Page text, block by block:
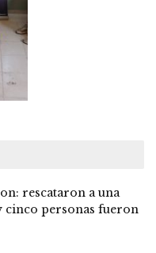
rescataron a una
cinco personas fueron